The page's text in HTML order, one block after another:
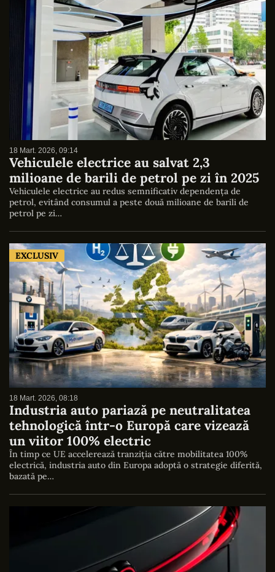
18 Mart. 2026, 09:14
Vehiculele electrice au salvat 2,3
milioane de barili de petrol pe zi în 2025
Vehiculele electrice au redus semnificativ dependența de
petrol, evitând consumul a peste două milioane de barili de
petrol pe zi…
EXCLUSIV
18 Mart. 2026, 08:18
Industria auto pariază pe neutralitatea
tehnologică într-o Europă care vizează
un viitor 100% electric
În timp ce UE accelerează tranziția către mobilitatea 100%
electrică, industria auto din Europa adoptă o strategie diferită,
bazată pe…